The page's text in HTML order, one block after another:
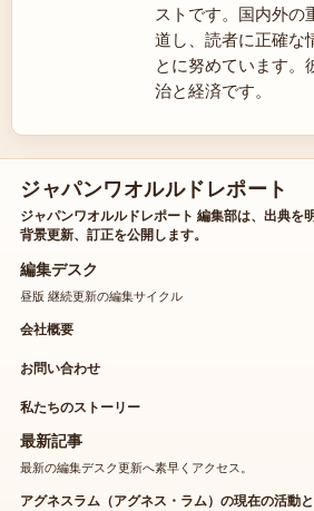
ストです。国内外の
道し、読者に正確な
とに努めています。
治と経済です。
ジャパンワオルルドレポート
ジャパンワオルルドレポート 編集部は、出典を
背景更新、訂正を公開します。
編集デスク
昼版 継続更新の編集サイクル
会社概要
お問い合わせ
私たちのストーリー
最新記事
最新の編集デスク更新へ素早くアクセス。
アグネスラム（アグネス・ラム）の現在の活動